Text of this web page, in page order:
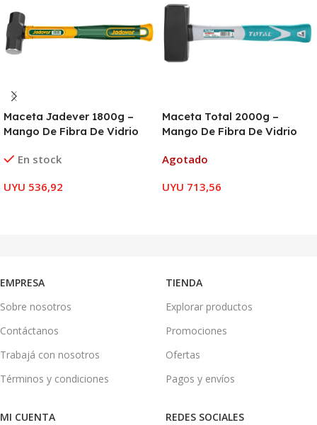
Maceta Jadever 1800g –
Mango De Fibra De Vidrio
En stock
UYU 536,92
Maceta Total 2000g –
Mango De Fibra De Vidrio
Agotado
UYU 713,56
EMPRESA
Sobre nosotros
Contáctanos
Trabajá con nosotros
Términos y condiciones
TIENDA
Explorar productos
Promociones
Ofertas
Pagos y envíos
MI CUENTA REDES SOCIALES